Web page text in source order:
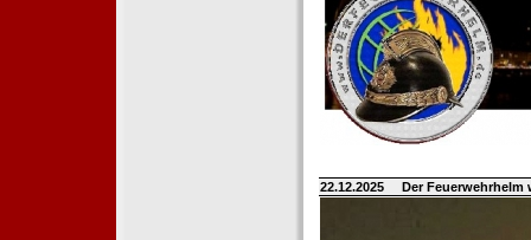
22.12.2025 Der